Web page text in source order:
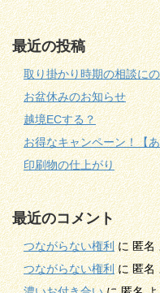
最近の投稿
取り掛かり時期の相談に
お盆休みのお知らせ
越境ECする？
お得なキャンペーン！【
印刷物の仕上がり
最近のコメント
つながらない権利に匿名
つながらない権利に匿名